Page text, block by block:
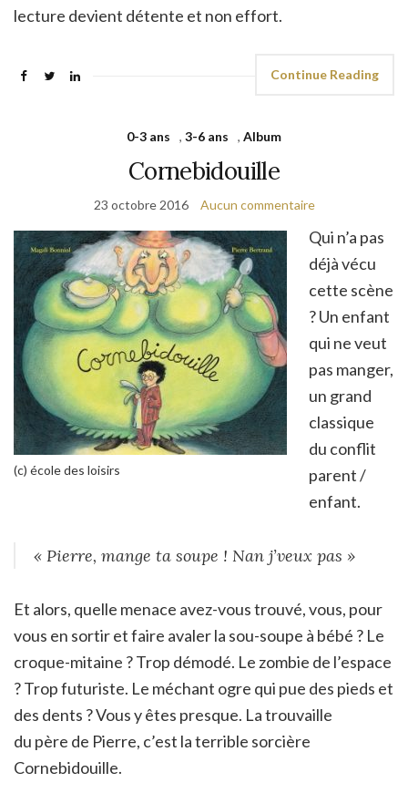
lecture devient détente et non effort.
Continue Reading
0-3 ans , 3-6 ans , Album
Cornebidouille
23 octobre 2016 Aucun commentaire
(c) école des loisirs
Qui n’a pas
déjà vécu
cette scène
? Un enfant
qui ne veut
pas manger,
un grand
classique
du conflit
parent /
enfant.
« Pierre, mange ta soupe ! Nan j’veux pas »
Et alors, quelle menace avez-vous trouvé, vous, pour
vous en sortir et faire avaler la sou-soupe à bébé ? Le
croque-mitaine ? Trop démodé. Le zombie de l’espace
? Trop futuriste. Le méchant ogre qui pue des pieds et
des dents ? Vous y êtes presque. La trouvaille
du père de Pierre, c’est la terrible sorcière
Cornebidouille.